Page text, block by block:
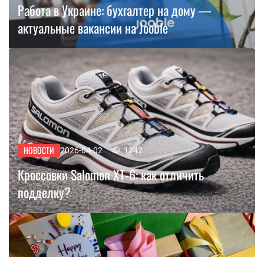
Работа в Украине: бухгалтер на дому —
актуальные вакансии на Jooble
НОВОСТИ 2026-04-02 1242
Кроссовки Salomon XT-6: как отличить
подделку?